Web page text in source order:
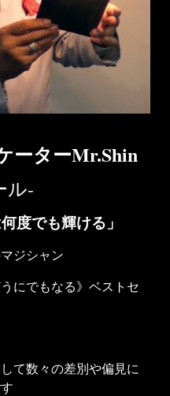
ーターMr.Shin
ル-
度でも輝ける」
ジシャン
にでもなる》ベストセ
て数々の差別や偏見に